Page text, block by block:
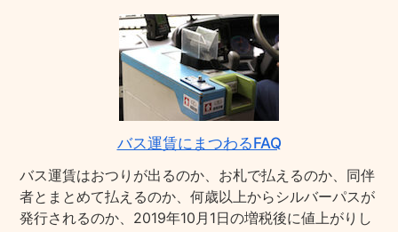
バス運賃にまつわるFAQ
バス運賃はおつりが出るのか、お札で払えるのか、同伴
者とまとめて払えるのか、何歳以上からシルバーパスが
発行されるのか、2019年10月1日の増税後に値上がりし